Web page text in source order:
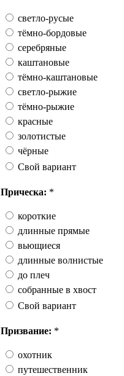
светло-русые
тёмно-бордовые
серебряные
каштановые
тёмно-каштановые
светло-рыжие
тёмно-рыжие
красные
золотистые
чёрные
Свой вариант
Прическа: *
короткие
длинные прямые
вьющиеся
длинные волнистые
до плеч
собранные в хвост
Свой вариант
Призвание: *
охотник
путешественник